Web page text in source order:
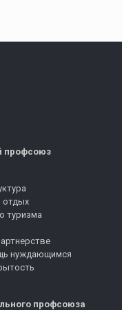
профсоюз
отдых
туризма
нуждающимся
профсоюза